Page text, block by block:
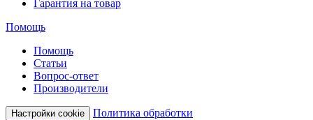
Гарантия на товар
Помощь
Помощь
Статьи
Вопрос-ответ
Производители
Настройки cookie
Политика обработки